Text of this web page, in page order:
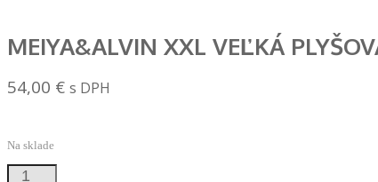
MEIYA&ALVIN XXL VEĽKÁ
54,00 € s DPH
Na sklade
množstvo